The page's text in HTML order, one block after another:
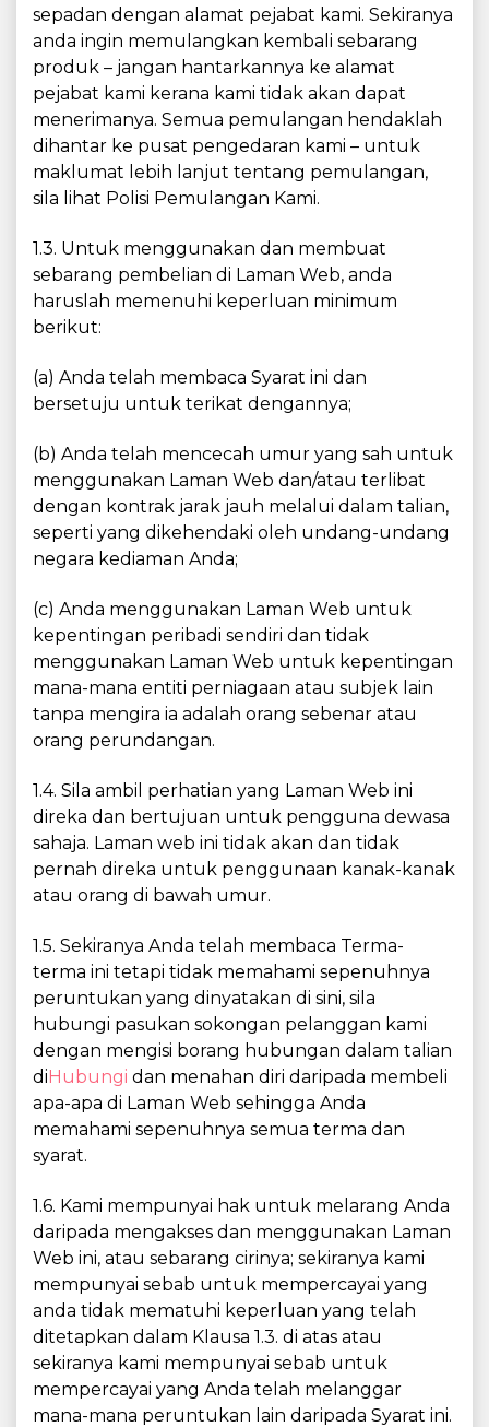
sepadan dengan alamat pejabat kami. Sekiranya
anda ingin memulangkan kembali sebarang
produk – jangan hantarkannya ke alamat
pejabat kami kerana kami tidak akan dapat
menerimanya. Semua pemulangan hendaklah
dihantar ke pusat pengedaran kami – untuk
maklumat lebih lanjut tentang pemulangan,
sila lihat Polisi Pemulangan Kami.
1.3. Untuk menggunakan dan membuat
sebarang pembelian di Laman Web, anda
haruslah memenuhi keperluan minimum
berikut:
(a) Anda telah membaca Syarat ini dan
bersetuju untuk terikat dengannya;
(b) Anda telah mencecah umur yang sah untuk
menggunakan Laman Web dan/atau terlibat
dengan kontrak jarak jauh melalui dalam talian,
seperti yang dikehendaki oleh undang-undang
negara kediaman Anda;
(c) Anda menggunakan Laman Web untuk
kepentingan peribadi sendiri dan tidak
menggunakan Laman Web untuk kepentingan
mana-mana entiti perniagaan atau subjek lain
tanpa mengira ia adalah orang sebenar atau
orang perundangan.
1.4. Sila ambil perhatian yang Laman Web ini
direka dan bertujuan untuk pengguna dewasa
sahaja. Laman web ini tidak akan dan tidak
pernah direka untuk penggunaan kanak-kanak
atau orang di bawah umur.
1.5. Sekiranya Anda telah membaca Terma-
terma ini tetapi tidak memahami sepenuhnya
peruntukan yang dinyatakan di sini, sila
hubungi pasukan sokongan pelanggan kami
dengan mengisi borang hubungan dalam talian
diHubungi dan menahan diri daripada membeli
apa-apa di Laman Web sehingga Anda
memahami sepenuhnya semua terma dan
syarat.
1.6. Kami mempunyai hak untuk melarang Anda
daripada mengakses dan menggunakan Laman
Web ini, atau sebarang cirinya; sekiranya kami
mempunyai sebab untuk mempercayai yang
anda tidak mematuhi keperluan yang telah
ditetapkan dalam Klausa 1.3. di atas atau
sekiranya kami mempunyai sebab untuk
mempercayai yang Anda telah melanggar
mana-mana peruntukan lain daripada Syarat ini.